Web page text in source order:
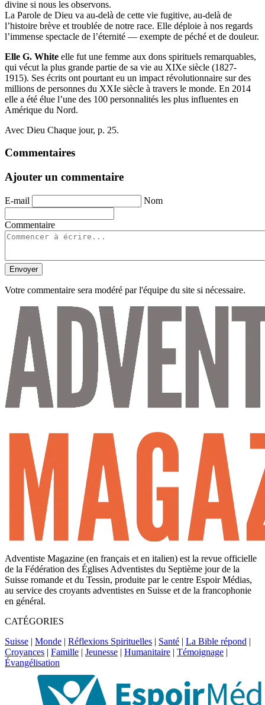
divine si nous les observons.
La Parole de Dieu va au-delà de cette vie fugitive, au-delà de
l’histoire brève et troublée de notre race. Elle déploie à nos regards
l’immense spectacle de l’éternité — exempte de péché et de douleur.
Elle G. White elle fut une femme aux dons spirituels remarquables,
qui vécut la plus grande partie de sa vie au XIXe siècle (1827-
1915). Ses écrits ont pourtant eu un impact révolutionnaire sur des
millions de personnes du XXIe siècle à travers le monde. En 2014
elle a été élue l’une des 100 personnalités les plus influentes en
Amérique du Nord.
Avec Dieu Chaque jour, p. 25.
Commentaires
Ajouter un commentaire
E-mail Nom
Commentaire
Envoyer
Votre commentaire sera modéré par l'équipe du site si nécessaire.
Adventiste Magazine (en français et en italien) est la revue officielle
de la Fédération des Églises Adventistes du Septième jour de la
Suisse romande et du Tessin, produite par le centre Espoir Médias,
au service des croyants adventistes en Suisse et de la francophonie
en général.
CATÉGORIES
Suisse | Monde | Réflexions Spirituelles | Santé | La Bible répond |
Croyances | Famille | Jeunesse | Humanitaire | Témoignage |
Évangélisation